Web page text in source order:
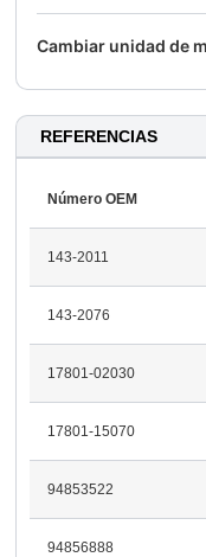
Cambiar unidad de
REFERENCIAS
Número OEM
143-2011
143-2076
17801-02030
17801-15070
94853522
94856888